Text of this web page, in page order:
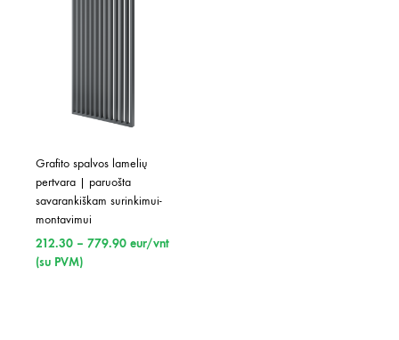
Grafito spalvos lamelių
pertvara | paruošta
savarankiškam surinkimui-
montavimui
212.30 – 779.90Price
eur/vnt
(su PVM)